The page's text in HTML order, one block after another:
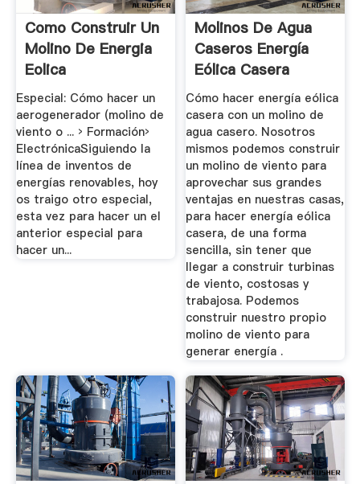
Como Construir Un
Molino De Energia
Eolica
Especial: Cómo hacer un
aerogenerador (molino de
viento o ... › Formación›
ElectrónicaSiguiendo la
línea de inventos de
energías renovables, hoy
os traigo otro especial,
esta vez para hacer un el
anterior especial para
hacer un...
Molinos De Agua
Caseros Energía
Eólica Casera
Gratis
Cómo hacer energía eólica
casera con un molino de
agua casero. Nosotros
mismos podemos construir
un molino de viento para
aprovechar sus grandes
ventajas en nuestras casas,
para hacer energía eólica
casera, de una forma
sencilla, sin tener que
llegar a construir turbinas
de viento, costosas y
trabajosa. Podemos
construir nuestro propio
molino de viento para
generar energía .